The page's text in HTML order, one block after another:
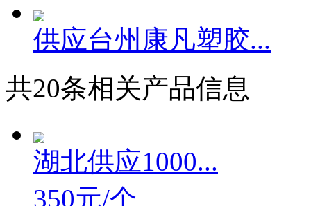
供应台州康凡塑胶...
共
条相关产品信息
湖北供应1000...